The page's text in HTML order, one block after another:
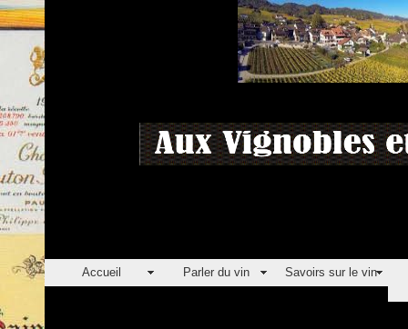
Accueil Parler du vin Savoirs sur le vin